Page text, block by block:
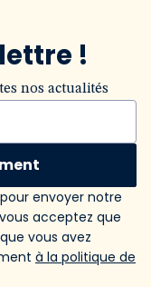
!
nos actualités
envoyer notre
acceptez que
vous avez
à la politique de